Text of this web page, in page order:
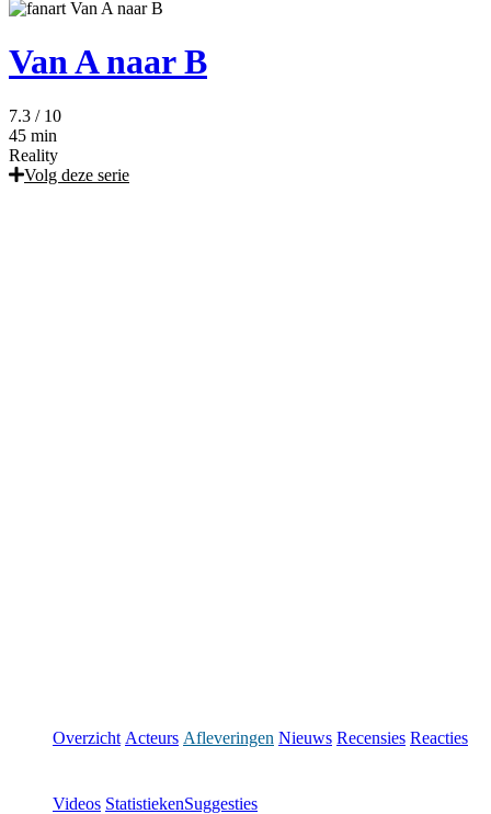
Van A naar B
7.3 / 10
45 min
Reality
Volg deze serie
Overzicht Acteurs Afleveringen Nieuws Recensies Reacties
Videos StatistiekenSuggesties